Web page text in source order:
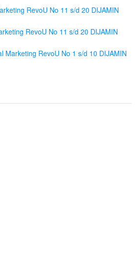
RevoU No 11 s/d 20 DIJAMIN
RevoU No 11 s/d 20 DIJAMIN
Marketing RevoU No 1 s/d 10 DIJAMIN